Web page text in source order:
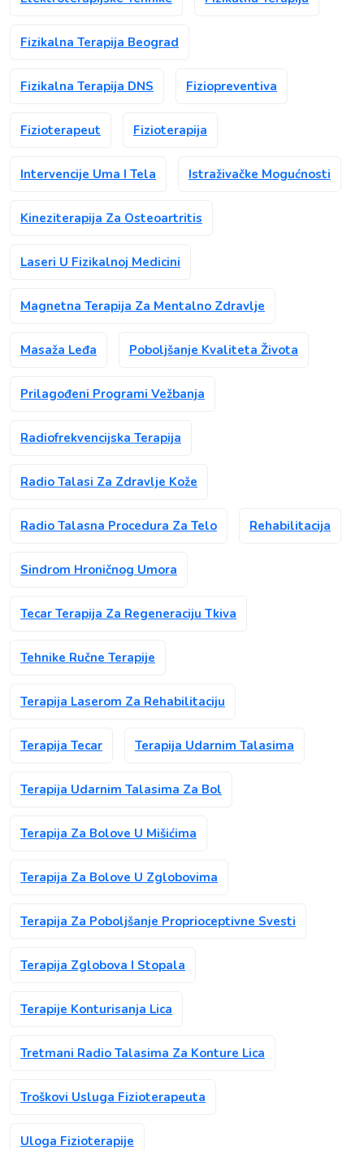
Fizikalna Terapija Beograd
Fizikalna Terapija DNS Fiziopreventiva
Fizioterapeut Fizioterapija
Intervencije Uma I Tela Istraživačke Mogućnosti
Kineziterapija Za Osteoartritis
Laseri U Fizikalnoj Medicini
Magnetna Terapija Za Mentalno Zdravlje
Masaža Leđa Poboljšanje Kvaliteta Života
Prilagođeni Programi Vežbanja
Radiofrekvencijska Terapija
Radio Talasi Za Zdravlje Kože
Radio Talasna Procedura Za Telo Rehabilitacija
Sindrom Hroničnog Umora
Tecar Terapija Za Regeneraciju Tkiva
Tehnike Ručne Terapije
Terapija Laserom Za Rehabilitaciju
Terapija Tecar Terapija Udarnim Talasima
Terapija Udarnim Talasima Za Bol
Terapija Za Bolove U Mišićima
Terapija Za Bolove U Zglobovima
Terapija Za Poboljšanje Proprioceptivne Svesti
Terapija Zglobova I Stopala
Terapije Konturisanja Lica
Tretmani Radio Talasima Za Konture Lica
Troškovi Usluga Fizioterapeuta
Uloga Fizioterapije